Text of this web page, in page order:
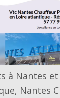
à Nantes
Nantes